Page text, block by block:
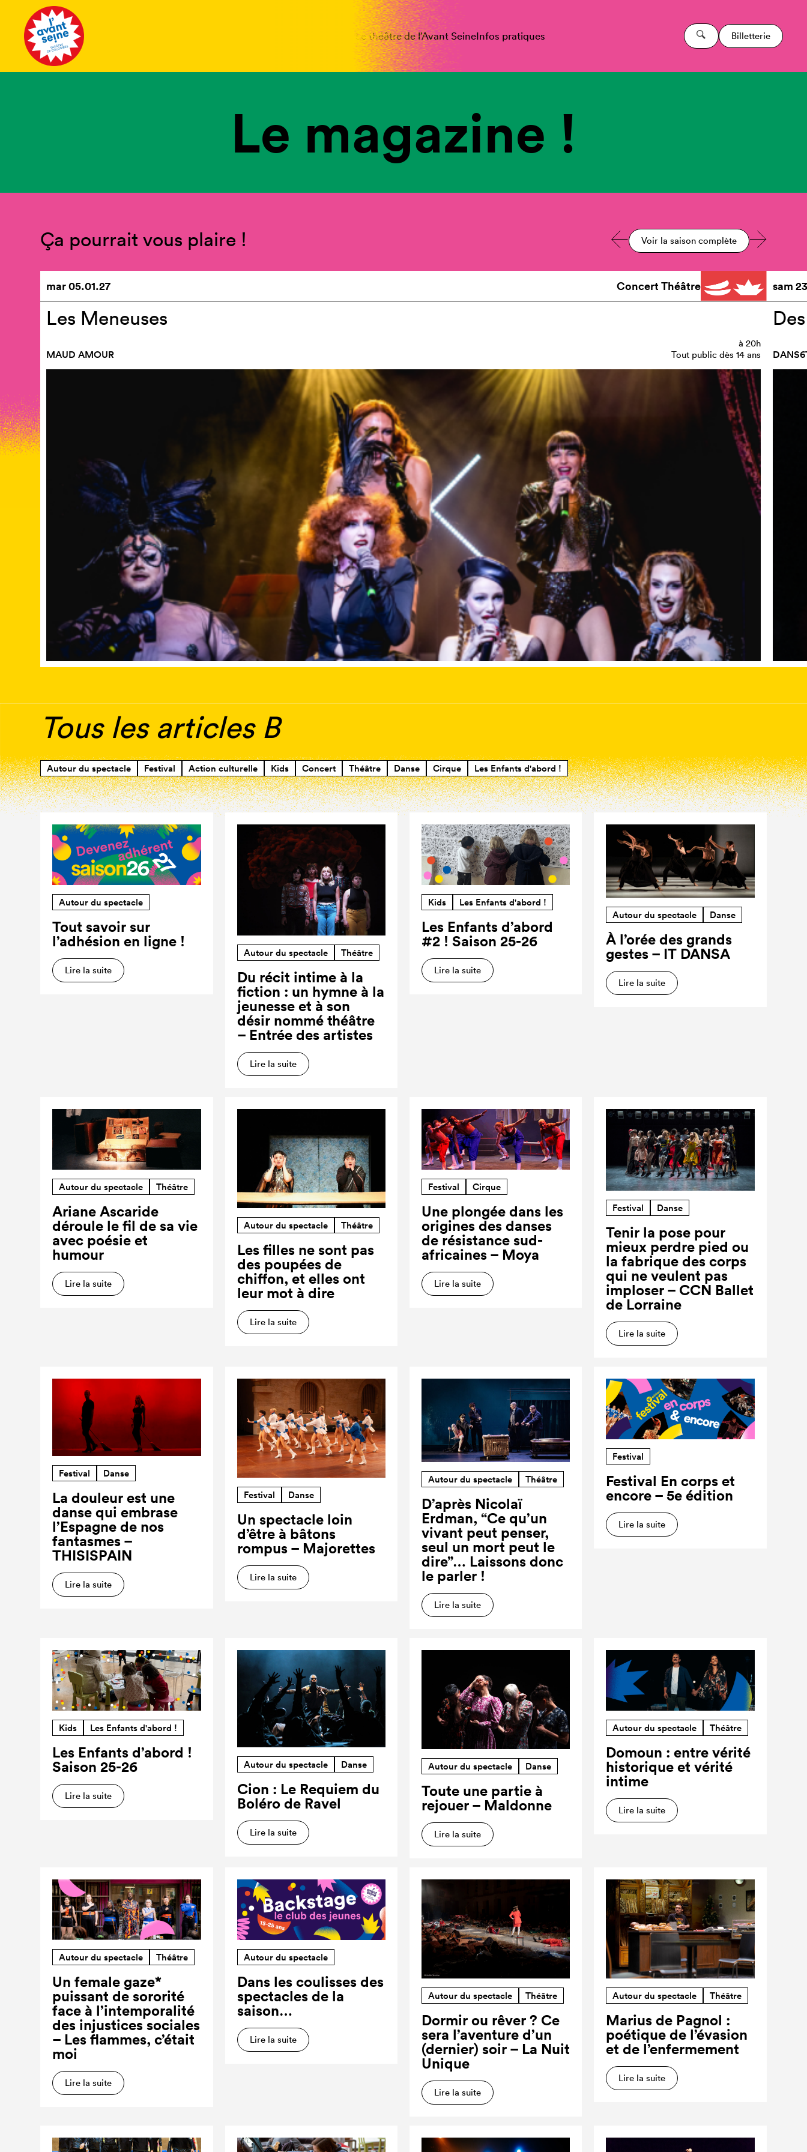
Le théâtre de l’Avant SeineInfos pratiques Billetterie
Le magazine !
Ça pourrait vous plaire ! Voir la saison complète
mar05.01.27 Concert Théâtre
Les Meneuses
MAUD AMOUR
à 20h
Tout public dès 14 ans
sam
Tous les articles B
Autour du spectacle Festival Action culturelle Kids Concert Théâtre Danse Cirque Les Enfants d'abord !
Autour du spectacle
Tout savoir sur
l’adhésion en ligne !
Lire la suite
Autour du spectacle Théâtre
Du récit intime à la
fiction : un hymne à la
jeunesse et à son
désir nommé théâtre
– Entrée des artistes
Lire la suite
Kids Les Enfants d'abord !
Les Enfants d’abord
#2 ! Saison 25-26
Lire la suite
Autour du spectacle Danse
À l’orée des grands
gestes – IT DANSA
Lire la suite
Autour du spectacle Théâtre
Ariane Ascaride
déroule le fil de sa vie
avec poésie et
humour
Lire la suite
Autour du spectacle Théâtre
Les filles ne sont pas
des poupées de
chiffon, et elles ont
leur mot à dire
Lire la suite
Festival Cirque
Une plongée dans les
origines des danses
de résistance sud-
africaines – Moya
Lire la suite
Festival Danse
Tenir la pose pour
mieux perdre pied ou
la fabrique des corps
qui ne veulent pas
imploser – CCN Ballet
de Lorraine
Lire la suite
Festival Danse
La douleur est une
danse qui embrase
l’Espagne de nos
fantasmes –
THISISPAIN
Lire la suite
Festival Danse
Un spectacle loin
d’être à bâtons
rompus – Majorettes
Lire la suite
Autour du spectacle Théâtre
D’après Nicolaï
Erdman, “Ce qu’un
vivant peut penser,
seul un mort peut le
dire”… Laissons donc
le parler !
Lire la suite
Festival
Festival En corps et
encore – 5e édition
Lire la suite
Kids Les Enfants d'abord !
Les Enfants d’abord !
Saison 25-26
Lire la suite
Autour du spectacle Danse
Cion : Le Requiem du
Boléro de Ravel
Lire la suite
Autour du spectacle Danse
Toute une partie à
rejouer – Maldonne
Lire la suite
Autour du spectacle Théâtre
Domoun : entre vérité
historique et vérité
intime
Lire la suite
Autour du spectacle Théâtre
Un female gaze*
puissant de sororité
face à l’intemporalité
des injustices sociales
– Les flammes, c’était
moi
Lire la suite
Autour du spectacle
Dans les coulisses des
spectacles de la
saison…
Lire la suite
Autour du spectacle Théâtre
Dormir ou rêver ? Ce
sera l’aventure d’un
(dernier) soir – La Nuit
Unique
Lire la suite
Autour du spectacle Théâtre
Marius de Pagnol :
poétique de l’évasion
et de l’enfermement
Lire la suite